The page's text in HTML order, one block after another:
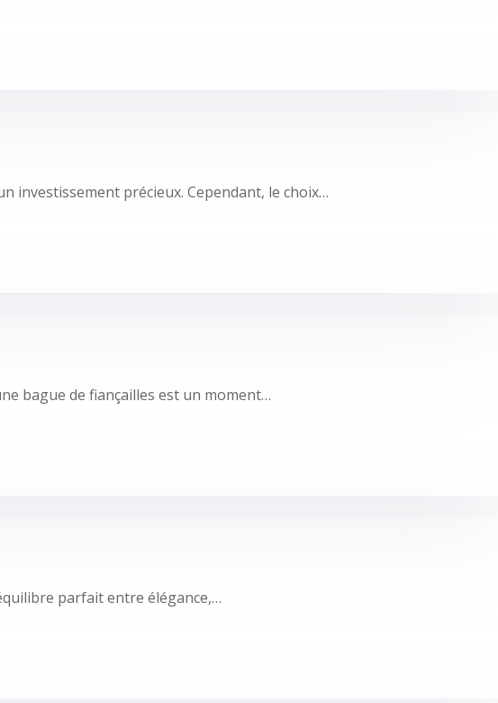
investissement précieux. Cependant, le choix…
bague de fiançailles est un moment…
parfait entre élégance,…